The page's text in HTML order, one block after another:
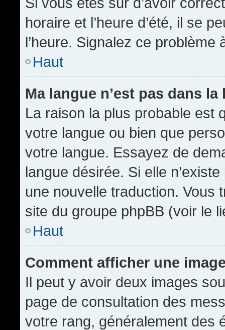
horaire et l’heure d’été, il se
l’heure. Signalez ce problème
Haut
Ma langue n’est pas dans la
La raison la plus probable est
votre langue ou bien que
votre langue. Essayez de
langue désirée. Si elle
une nouvelle traduction. Vous
site du groupe phpBB (voir le
Haut
Comment afficher une
Il peut y avoir deux images
page de consultation des
votre rang, généralement des